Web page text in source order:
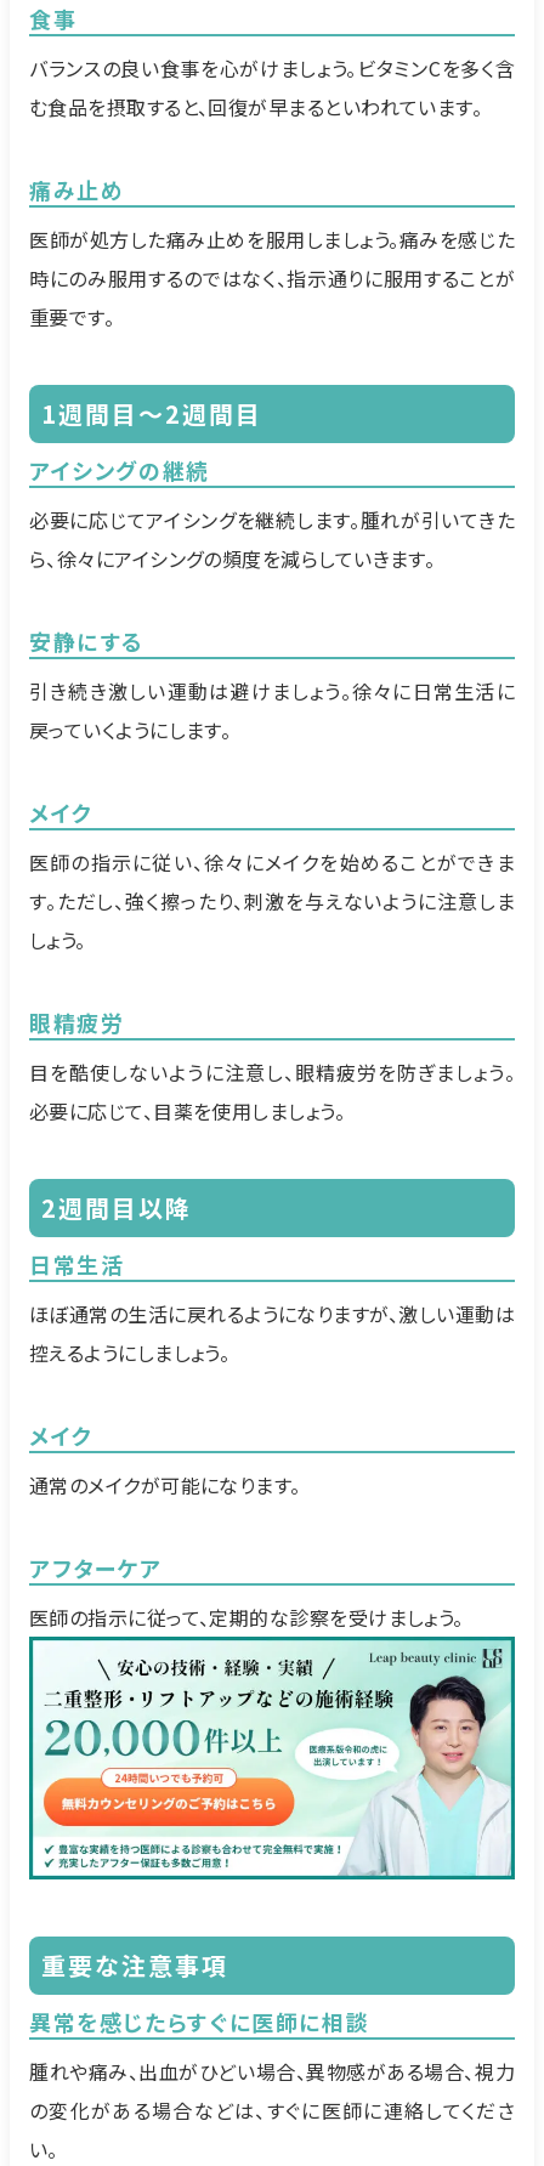
食事
バランスの良い食事を心がけましょう。ビタミンCを多く含
む食品を摂取すると、回復が早まるといわれています。
痛み止め
医師が処方した痛み止めを服用しましょう。痛みを感じた
時にのみ服用するのではなく、指示通りに服用することが
重要です。
1週間目〜2週間目
アイシングの継続
必要に応じてアイシングを継続します。腫れが引いてきた
ら、徐々にアイシングの頻度を減らしていきます。
安静にする
引き続き激しい運動は避けましょう。徐々に日常生活に
戻っていくようにします。
メイク
医師の指示に従い、徐々にメイクを始めることができま
す。ただし、強く擦ったり、刺激を与えないように注意しま
しょう。
眼精疲労
目を酷使しないように注意し、眼精疲労を防ぎましょう。
必要に応じて、目薬を使用しましょう。
2週間目以降
日常生活
ほぼ通常の生活に戻れるようになりますが、激しい運動は
控えるようにしましょう。
メイク
通常のメイクが可能になります。
アフターケア
医師の指示に従って、定期的な診察を受けましょう。
重要な注意事項
異常を感じたらすぐに医師に相談
腫れや痛み、出血がひどい場合、異物感がある場合、視力
の変化がある場合などは、すぐに医師に連絡してくださ
い。